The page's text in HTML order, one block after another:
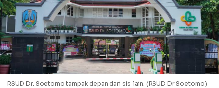
RSUD Dr. Soetomo tampak depan dari sisi lain. (RSUD Dr Soetomo)